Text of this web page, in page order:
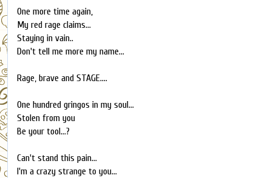
One more time again,
My red rage claims...
Staying in vain..
Don't tell me more my name...
Rage, brave and STAGE....
One hundred gringos in my soul...
Stolen from you
Be your tool...?
Can't stand this pain...
I'm a crazy strange to you...